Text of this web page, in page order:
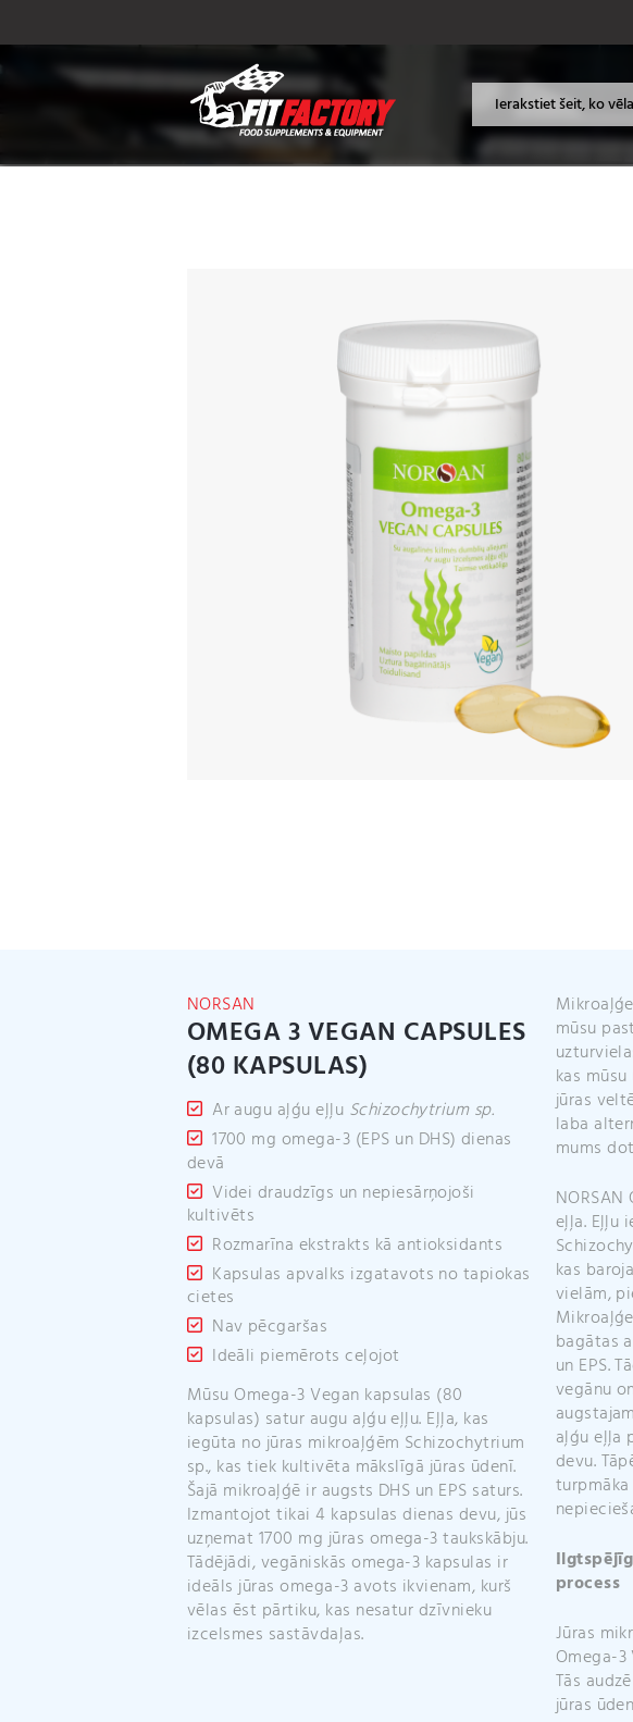
NORSAN
OMEGA 3 VEGAN CAPSULES
(80 KAPSULAS)
Ar augu aļģu eļļu Schizochytrium sp.
1700 mg omega-3 (EPS un DHS) dienas
devā
Videi draudzīgs un nepiesārņojoši
kultivēts
Rozmarīna ekstrakts kā antioksidants
Kapsulas apvalks izgatavots no tapiokas
cietes
Nav pēcgaršas
Ideāli piemērots ceļojot
Mūsu Omega-3 Vegan kapsulas (80
kapsulas) satur augu aļģu eļļu. Eļļa, kas
iegūta no jūras mikroaļģēm Schizochytrium
sp., kas tiek kultivēta mākslīgā jūras ūdenī.
Šajā mikroaļģē ir augsts DHS un EPS saturs.
Izmantojot tikai 4 kapsulas dienas devu, jūs
uzņemat 1700 mg jūras omega-3 taukskābju.
Tādējādi, vegāniskās omega-3 kapsulas ir
ideāls jūras omega-3 avots ikvienam, kurš
vēlas ēst pārtiku, kas nesatur dzīvnieku
izcelsmes sastāvdaļas.
mūsu
kas
jūras
laba
mums
eļļa. Eļļu
kas
vielām,
bagātas
un EPS.
vegānu
aļģu eļļa
devu.
process
Jūras
Omega-
Tās
jūras